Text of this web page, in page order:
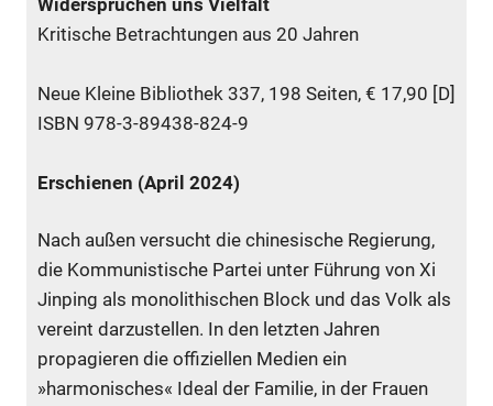
Kritische Betrachtungen aus 20 Jahren
Neue Kleine Bibliothek 337, 198 Seiten, € 17,90 [D]
ISBN 978-3-89438-824-9
Erschienen (April 2024)
Nach außen versucht die chinesische Regierung,
die Kommunistische Partei unter Führung von Xi
Jinping als monolithischen Block und das Volk als
vereint darzustellen. In den letzten Jahren
propagieren die offiziellen Medien ein
»harmonisches« Ideal der Familie, in der Frauen